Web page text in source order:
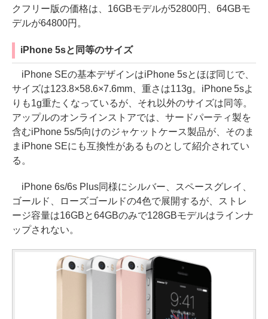
クフリー版の価格は、16GBモデルが52800円、64GBモ
デルが64800円。
iPhone 5sと同等のサイズ
iPhone SEの基本デザインはiPhone 5sとほぼ同じで、
サイズは123.8×58.6×7.6mm、重さは113g。iPhone 5sよ
りも1g重たくなっているが、それ以外のサイズは同等。
アップルのオンラインストアでは、サードパーティ製を
含むiPhone 5s/5向けのジャケットケース製品が、そのま
まiPhone SEにも互換性があるものとして紹介されてい
る。
iPhone 6s/6s Plus同様にシルバー、スペースグレイ、
ゴールド、ローズゴールドの4色で展開するが、ストレ
ージ容量は16GBと64GBのみで128GBモデルはラインナ
ップされない。